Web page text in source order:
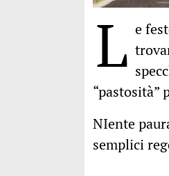
L e
“pastosità”
NIente
semplici